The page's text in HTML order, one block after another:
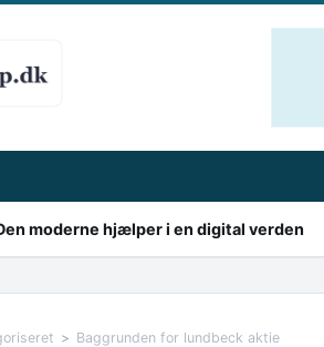
moderne hjælper i en digital verden
Baggrunden for lundbeck aktie